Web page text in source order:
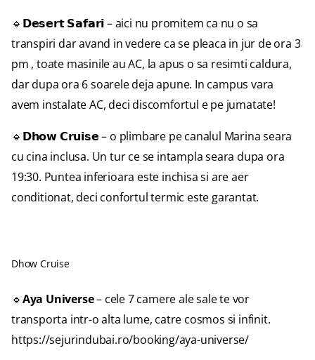
🔹𝗗𝗲𝘀𝗲𝗿𝘁 𝗦𝗮𝗳𝗮𝗿𝗶 – aici nu promitem ca nu o sa
transpiri dar avand in vedere ca se pleaca in jur de ora 3
pm , toate masinile au AC, la apus o sa resimti caldura,
dar dupa ora 6 soarele deja apune. In campus vara
avem instalate AC, deci discomfortul e pe jumatate!
🔹𝗗𝗵𝗼𝘄 𝗖𝗿𝘂𝗶𝘀𝗲 – o plimbare pe canalul Marina seara
cu cina inclusa. Un tur ce se intampla seara dupa ora
19:30. Puntea inferioara este inchisa si are aer
conditionat, deci confortul termic este garantat.
Dhow Cruise
🔹Aya Universe– cele 7 camere ale sale te vor
transporta intr-o alta lume, catre cosmos si infinit.
https://sejurindubai.ro/booking/aya-universe/